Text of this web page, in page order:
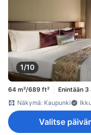
1/10
64 m²/689 ft²
Enintään
Näkymä: Kaupunki
Valitse